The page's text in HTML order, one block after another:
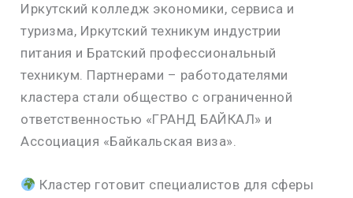
Иркутский колледж экономики, сервиса и
туризма, Иркутский техникум индустрии
питания и Братский профессиональный
техникум. Партнерами – работодателями
кластера стали общество с ограниченной
ответственностью «ГРАНД БАЙКАЛ» и
Ассоциация «Байкальская виза».
Кластер готовит специалистов для сферы